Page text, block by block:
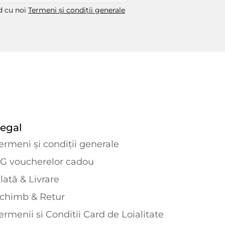
cu noi Termeni și condiții generale
și condiții generale
voucherelor cadou
& Livrare
& Retur
si Conditii Card de Loialitate